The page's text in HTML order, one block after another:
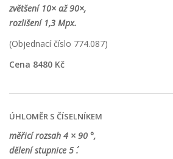
zvětšení 10× až 90×,
rozlišení 1,3 Mpx.
(Objednací číslo 774.087)
Cena 8480 Kč
ÚHLOMĚR S ČÍSELNÍKEM
měřicí rozsah 4 × 90 °,
dělení stupnice 5 ´.